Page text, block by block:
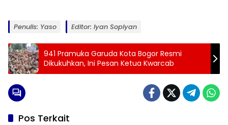
Penulis: Yaso Editor: Iyan Sopiyan
941 Pramuka Garuda Kota Bogor Resmi
Dikukuhkan, Ini Pesan Ketua Kwarcab
Pos Terkait